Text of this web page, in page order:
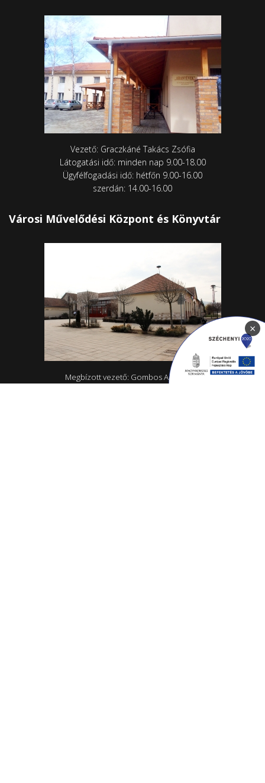
Vezető: Graczkáné Takács Zsófia
Látogatási idő: minden nap 9.00-18.00
Ügyfélfogadási idő: hétfőn 9.00-16.00
szerdán: 14.00-16.00
Városi Művelődési Központ és Könyvtár
Megbízott vezető: Gombos Alexandra
×